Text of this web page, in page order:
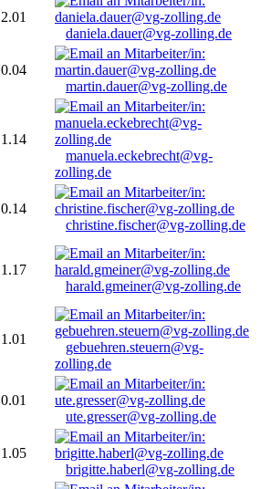
2.01
daniela.dauer@vg-zolling.de
0.04
martin.dauer@vg-zolling.de
1.14
manuela.eckebrecht@vg-
zolling.de
0.14
christine.fischer@vg-zolling.de
1.17
harald.gmeiner@vg-zolling.de
1.01
gebuehren.steuern@vg-
zolling.de
0.01
ute.gresser@vg-zolling.de
1.05
brigitte.haberl@vg-zolling.de